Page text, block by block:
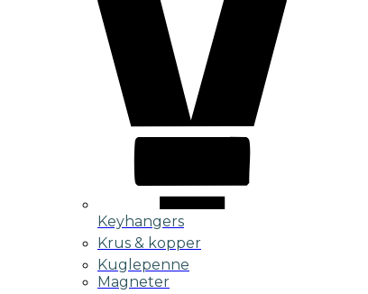
Keyhangers
Krus & kopper
Kuglepenne
Magneter